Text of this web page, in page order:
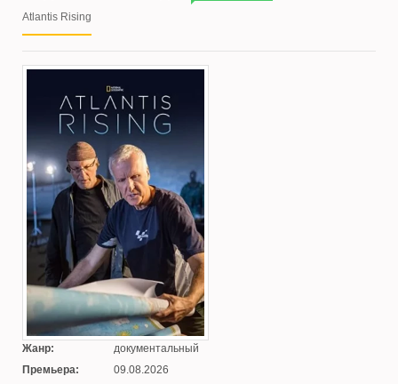
Atlantis Rising
Жанр:
документальный
Премьера:
09.08.2026